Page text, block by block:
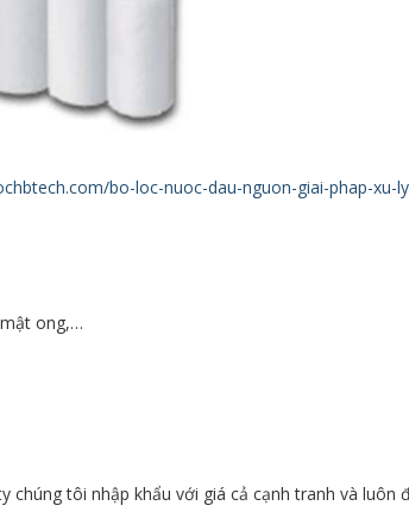
bo-loc-nuoc-dau-nguon-giai-phap-xu-
ong,…
chúng tôi nhập khẩu với giá cả cạnh tranh và luôn